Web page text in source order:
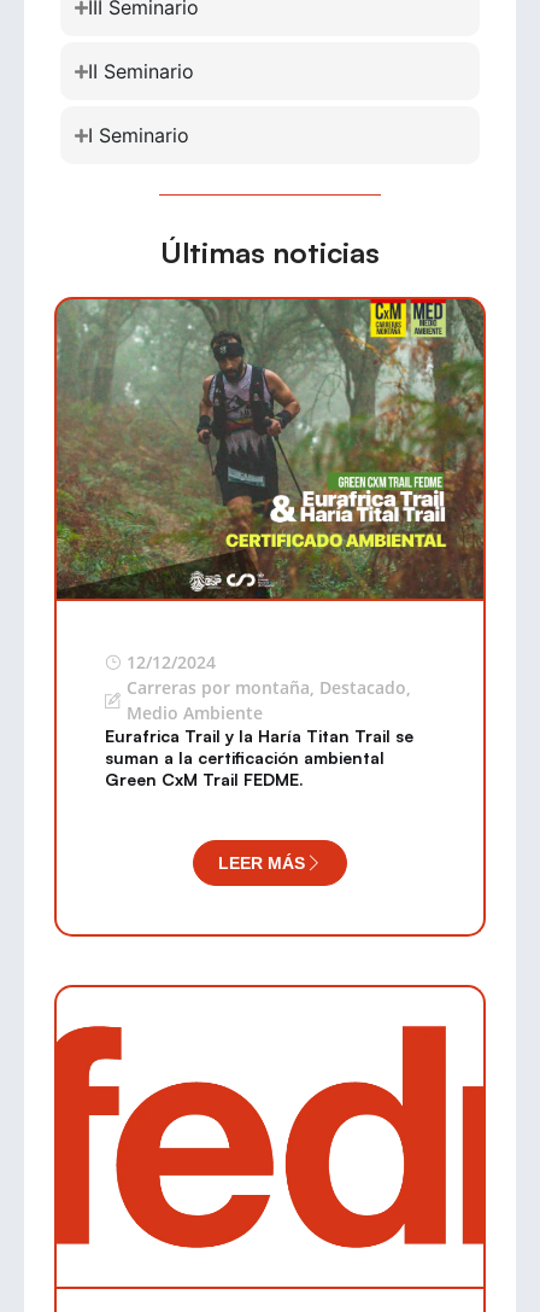
III Seminario
II Seminario
I Seminario
Últimas noticias
12/12/2024
Carreras por montaña, Destacado,
Medio Ambiente
Eurafrica Trail y la Haría Titan Trail se
suman a la certificación ambiental
Green CxM Trail FEDME.
LEER MÁS